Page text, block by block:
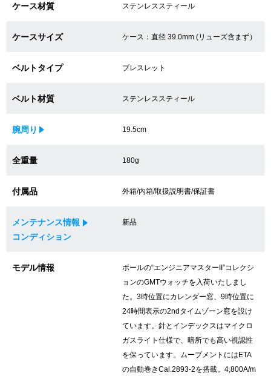
店舗取り寄せサービス
買取・下取りはこちら
修理・メンテナンスをご希望の方
修理・メンテンナンスについて
ケース材質 ステンレススティール
ケースサイズ ケース：直径 39.0mm (リューズ含まず）
ベルトタイプ ブレスレット
ベルト材質 ステンレススティール
腕周り 19.5cm
全重量 180g
付属品 外箱/内箱/取扱説明書/保証書
メンテナンス情報
コンディション
新品
モデル情報
ボールの“エンジニアマスターII”コレクシ
ョンのGMTウォッチを入荷いたしまし
た。3時位置にカレンダー窓、9時位置に
24時間表示の2ndタイムゾーン窓を設け
ています。針とインデックスはマイクロ
ガスライト仕様で、暗所でも高い視認性
を保っています。ムーブメントにはETA
の自動巻きCal.2893-2を搭載。4,800A/m